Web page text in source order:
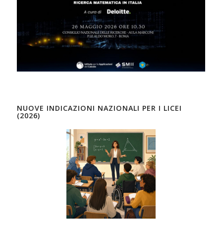
NUOVE INDICAZIONI NAZIONALI PER I LICEI
(2026)